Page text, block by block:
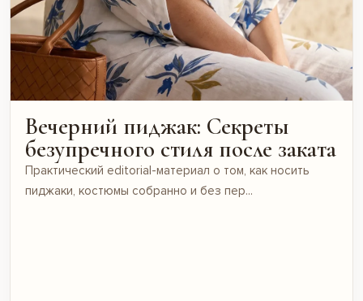
Вечерний пиджак: Секреты
безупречного стиля после заката
Практический editorial-материал о том, как носить
пиджаки, костюмы собранно и без пер...